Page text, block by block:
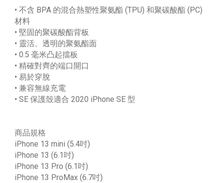
• 不含 BPA 的混合熱塑性聚氨酯 (TPU) 和聚碳酸酯 (PC)
材料
• 堅固的聚碳酸酯背板
• 靈活、透明的聚氨酯面
• 0.5 毫米凸起擋板
• 精確對齊的端口開口
• 易於穿脫
• 兼容無線充電
• SE 保護殼適合 2020 iPhone SE 型
商品規格
iPhone 13 mini (5.4吋)
iPhone 13 (6.1吋)
iPhone 13 Pro (6.1吋)
iPhone 13 ProMax (6.7吋)